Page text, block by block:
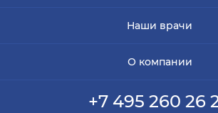
Наши врачи
О компании
+7 495 260 26